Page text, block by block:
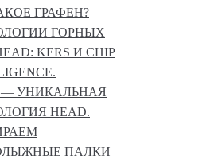
ГРАФЕН?
ГОРНЫХ
KERS И CHIP
— УНИКАЛЬНАЯ
HEAD.
ПАЛКИ